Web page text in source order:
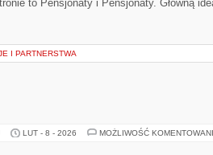
to Pensjonaty i Pensjonaty. Główną
I PARTNERSTWA
LUT - 8 - 2026 MOŻLIWOŚĆ